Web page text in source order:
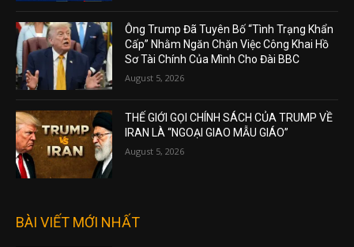
Ông Trump Đã Tuyên Bố “Tình Trạng Khẩn
Cấp” Nhằm Ngăn Chặn Việc Công Khai Hồ
Sơ Tài Chính Của Mình Cho Đài BBC
August 5, 2026
THẾ GIỚI GỌI CHÍNH SÁCH CỦA TRUMP VỀ
IRAN LÀ “NGOẠI GIAO MẪU GIÁO”
August 5, 2026
BÀI VIẾT MỚI NHẤT